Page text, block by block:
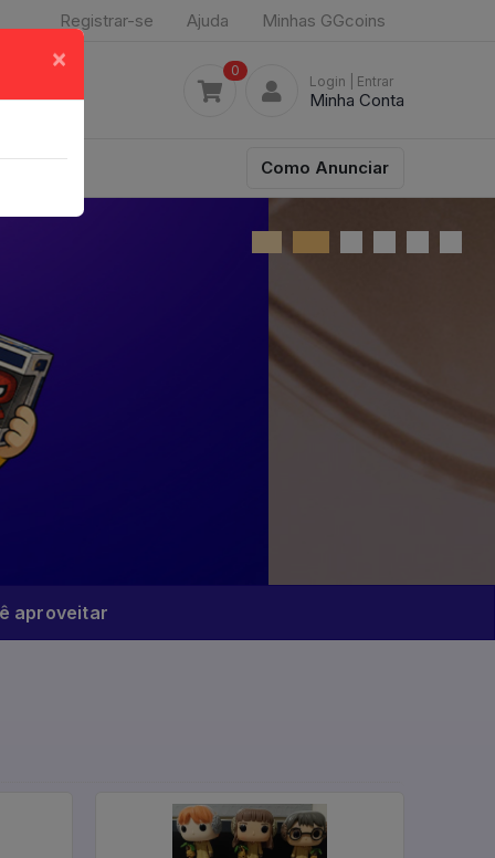
Registrar-se Ajuda Minhas GGcoins
0
Login | Entrar
Minha Conta
Como Anunciar
aproveitar
×